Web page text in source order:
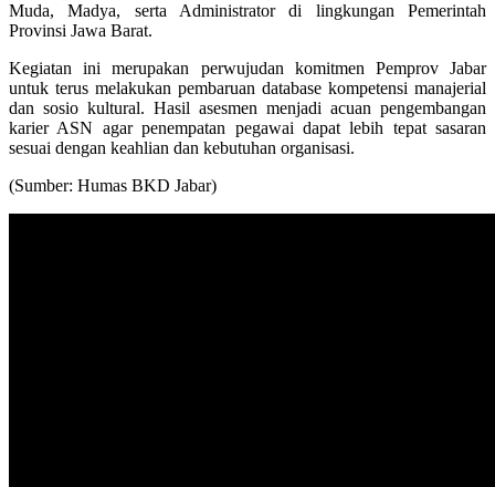
Muda, Madya, serta Administrator di lingkungan Pemerintah
Provinsi Jawa Barat.
Kegiatan ini merupakan perwujudan komitmen Pemprov Jabar
untuk terus melakukan pembaruan database kompetensi manajerial
dan sosio kultural. Hasil asesmen menjadi acuan pengembangan
karier ASN agar penempatan pegawai dapat lebih tepat sasaran
sesuai dengan keahlian dan kebutuhan organisasi.
(Sumber: Humas BKD Jabar)